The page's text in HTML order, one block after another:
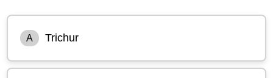
A Trichur